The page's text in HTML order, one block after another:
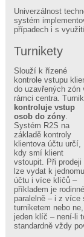
miOm,
s.r.o.
–
prezentace
systému
Stránky
Systém
R2S
Prodejní
agenda
Klientské
účty
Rezervační
systém
Docházka
Řízení
Univerzálnost
systém
případech i s
Turnikety
Slouží k řízené
kontrole vstupu
do uzavřených zón
rámci centra.
kontroluje vstup
osob do zóny
Systém R2S na
základě kontroly
klientova účtu určí,
kdy smí klient
vstoupit. Při prodeji
lze vydat k jednomu
účtu i více klíčů –
příkladem je
paralelně – i z více
turniketem nebo
jeden klíč – není-li
standardně vždy